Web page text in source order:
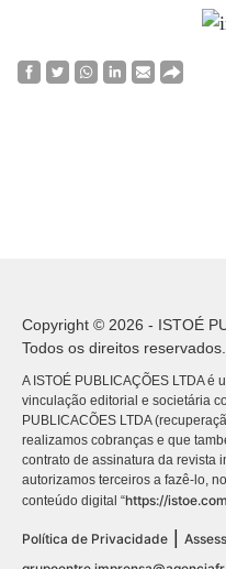
Copyright © 2026 - ISTOÉ
Todos os direitos reservados.
A ISTOÉ PUBLICAÇÕES LTDA
vinculação editorial e societária
PUBLICACÕES LTDA
realizamos cobranças e que
contrato de assinatura da revista
autorizamos terceiros a fazê-lo,
conteúdo digital “https://
Política de Privacidade